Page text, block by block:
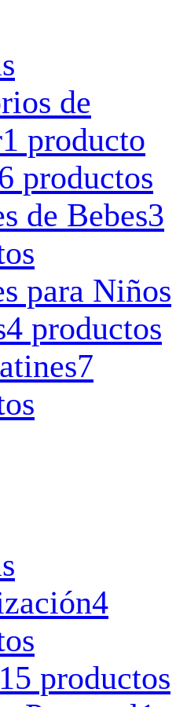
de
1 producto
productos
de Bebes3
para Niños
4 productos
7
4
15 productos